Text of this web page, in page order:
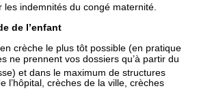
les indemnités du congé maternité.
de l’enfant
crèche le plus tôt possible (en pratique
ne prennent vos dossiers qu’à partir du
et dans le maximum de structures
l’hôpital, crèches de la ville, crèches